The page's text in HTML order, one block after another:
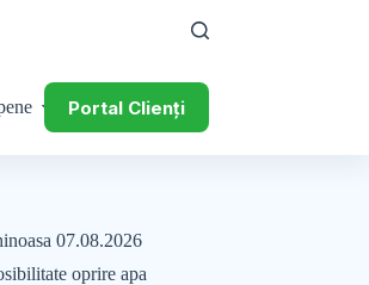
Portal Clienți
07.08.2026
oprire apa